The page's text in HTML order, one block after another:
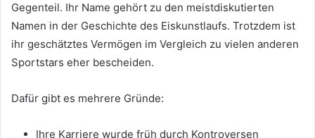
Gegenteil. Ihr Name gehört zu den meistdiskutierten
Namen in der Geschichte des Eiskunstlaufs. Trotzdem ist
ihr geschätztes Vermögen im Vergleich zu vielen anderen
Sportstars eher bescheiden.
Dafür gibt es mehrere Gründe:
Ihre Karriere wurde früh durch Kontroversen